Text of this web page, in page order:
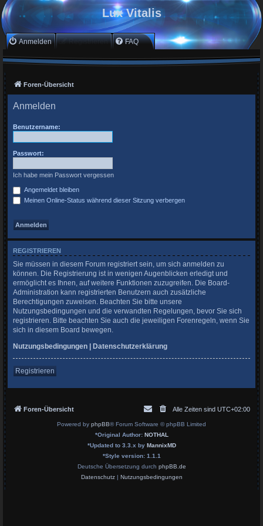
Lux Vitalis
Anmelden Registrieren FAQ
Foren-Übersicht
Anmelden
Benutzername:
Passwort:
Ich habe mein Passwort vergessen
Angemeldet bleiben
Meinen Online-Status während dieser Sitzung verbergen
REGISTRIEREN
Sie müssen in diesem Forum registriert sein, um sich anmelden zu
können. Die Registrierung ist in wenigen Augenblicken erledigt und
ermöglicht es Ihnen, auf weitere Funktionen zuzugreifen. Die Board-
Administration kann registrierten Benutzern auch zusätzliche
Berechtigungen zuweisen. Beachten Sie bitte unsere
Nutzungsbedingungen und die verwandten Regelungen, bevor Sie sich
registrieren. Bitte beachten Sie auch die jeweiligen Forenregeln, wenn Sie
sich in diesem Board bewegen.
Nutzungsbedingungen | Datenschutzerklärung
Registrieren
Foren-Übersicht Alle Zeiten sind UTC+02:00
Powered by phpBB® Forum Software © phpBB Limited
*Original Author: NOTHAL
*Updated to 3.3.x by MannixMD
*Style version: 1.1.1
Deutsche Übersetzung durch phpBB.de
Datenschutz| Nutzungsbedingungen